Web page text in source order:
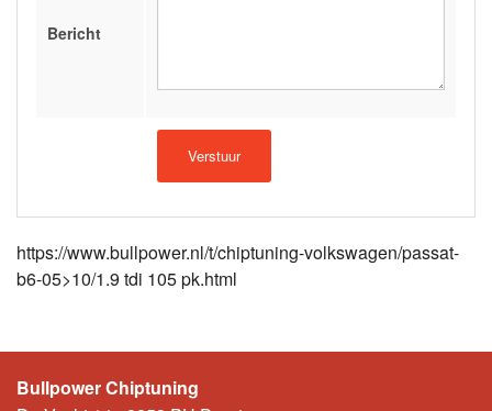
Bericht
https://www.bullpower.nl/t/chiptuning-volkswagen/passat-
b6-05>10/1.9 tdi 105 pk.html
Bullpower Chiptuning